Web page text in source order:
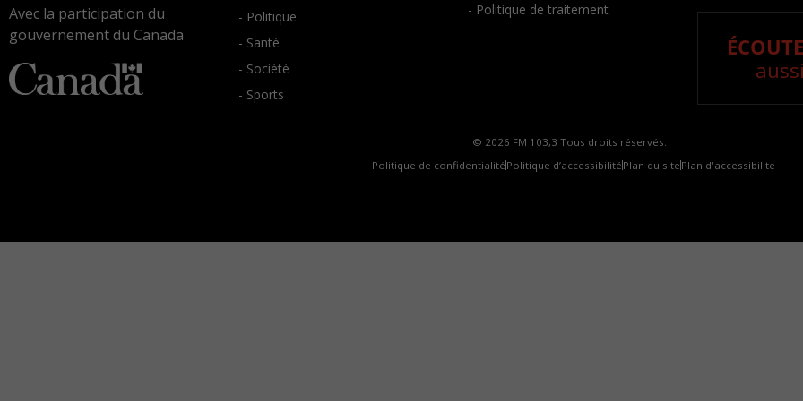
Avec la participation du
gouvernement du Canada
- Politique
- Santé
- Société
- Sports
- Politique de traitement
© 2026 FM 103,3 Tous droits réservés.
Politique de confidentialité Politique d’accessibilité Plan du site Plan d'accessibilite